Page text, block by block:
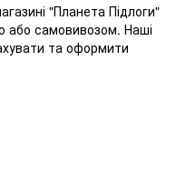
"Планета Підлоги"
або самовивозом. Наші
та оформити